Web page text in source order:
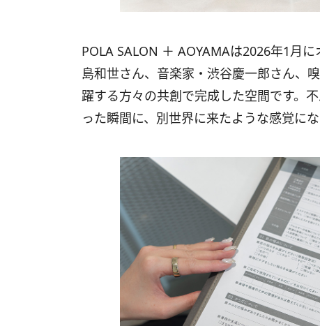
POLA SALON ＋ AOYAMAは2026年1月
島和世さん、音楽家・渋谷慶一郎さん、
躍する方々の共創で完成した空間です。
った瞬間に、別世界に来たような感覚に